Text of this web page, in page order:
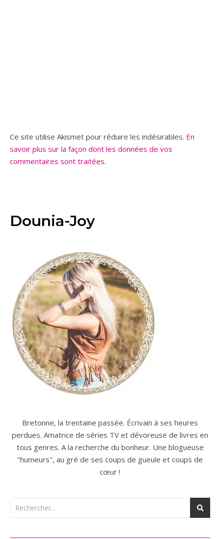
Ce site utilise Akismet pour réduire les indésirables. En
savoir plus sur la façon dont les données de vos
commentaires sont traitées.
Dounia-Joy
Bretonne, la trentaine passée. Écrivain à ses heures
perdues. Amatrice de séries TV et dévoreuse de livres en
tous genres. A la recherche du bonheur. Une blogueuse
"humeurs", au gré de ses coups de gueule et coups de
cœur !